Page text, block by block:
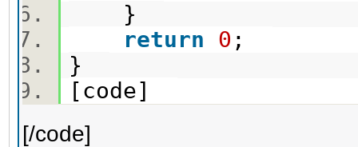
}
return
0 ;
}
[code]
[/code]